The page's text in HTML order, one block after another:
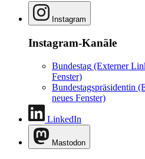
Instagram
Instagram-Kanäle
Bundestag (Externer
Fenster)
Bundestagspräsidentin
neues Fenster)
LinkedIn
Mastodon